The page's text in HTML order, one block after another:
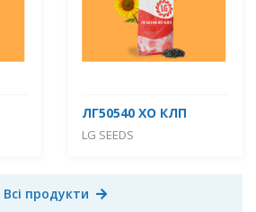
ЛГ50540 ХО КЛП
LG SEEDS
Всі продукти